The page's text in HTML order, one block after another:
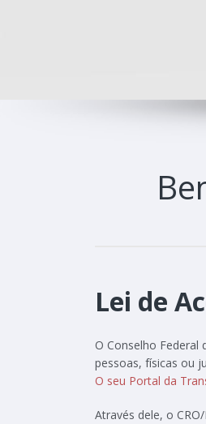
Lei de
O Conselho Federal
pessoas, físicas ou
O seu Portal da
Através dele, o